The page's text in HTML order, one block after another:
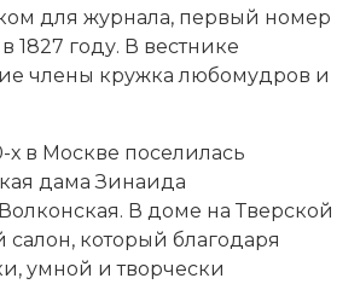
для журнала, первый номер
1827 году. В вестнике
члены кружка любомудров и
х в Москве поселилась
дамаЗинаида
. В доме на Тверской
салон, который благодаря
умной и творчески